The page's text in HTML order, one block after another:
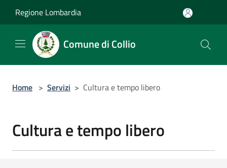
Regione Lombardia
Comune di Collio
Home > Servizi > Cultura e tempo libero
Cultura e tempo libero